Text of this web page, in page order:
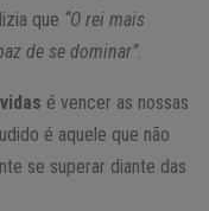
que “O rei mais
de se dominar”.
é vencer as nossas
é aquele que não
se superar diante das